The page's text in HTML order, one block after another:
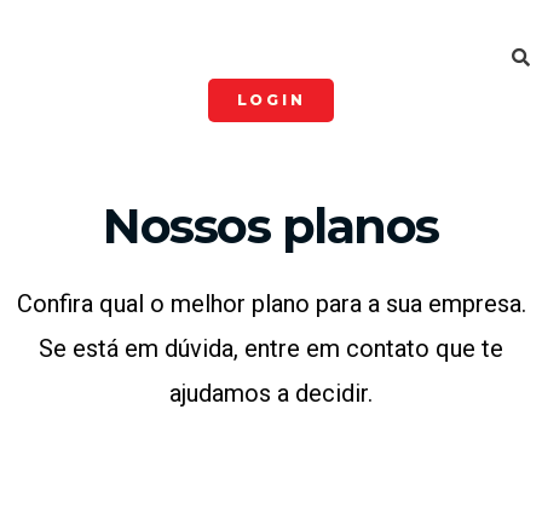
LOGIN
Nossos planos
Confira qual o melhor plano para a sua empresa.
Se está em dúvida, entre em contato que te
ajudamos a decidir.